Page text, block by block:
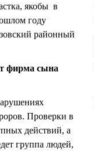
якобы в
году
районный
фирма сына
Проверки в
действий, а
группа людей,